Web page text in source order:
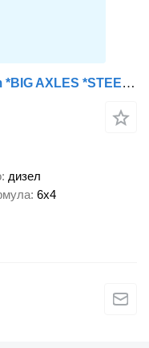
Volvo FH 540 *6x4 *ONLY 125tkm *BIG AXLES *STEEL/STEEL *RETARDER
дизел
6x4